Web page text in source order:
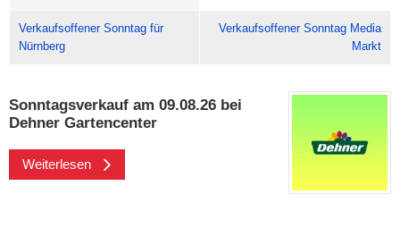
Verkaufsoffener Sonntag für
Nürnberg
Verkaufsoffener Sonntag Media
Markt
Sonntagsverkauf am 09.08.26 bei
Dehner Gartencenter
Weiterlesen